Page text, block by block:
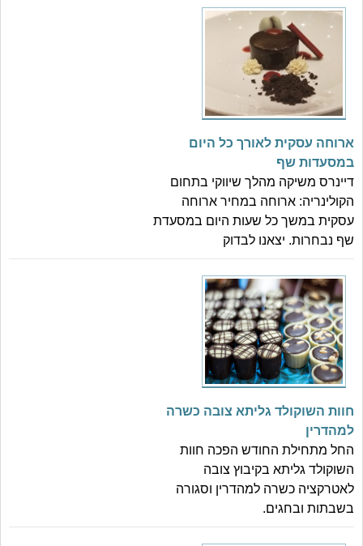
ארוחה עסקית לאורך כל היום
במסעדות שף
דיינרס משיקה מהלך שיווקי בתחום
הקולינריה: ארוחה במחיר ארוחה
עסקית במשך כל שעות היום במסעדת
שף נבחרות. יצאנו לבדוק
חוות השוקולד גליתא צובה כשרה
למהדרין
החל מתחילת החודש הפכה חוות
השוקולד גליתא בקיבוץ צובה
לאטרקציה כשרה למהדרין וסגורה
בשבתות ובחגים.